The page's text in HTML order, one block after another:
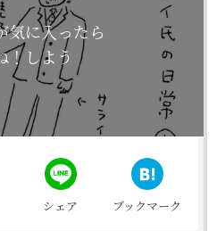
気に入ったら
！しよう
シェア ブックマーク